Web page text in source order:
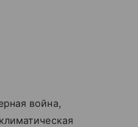
война,